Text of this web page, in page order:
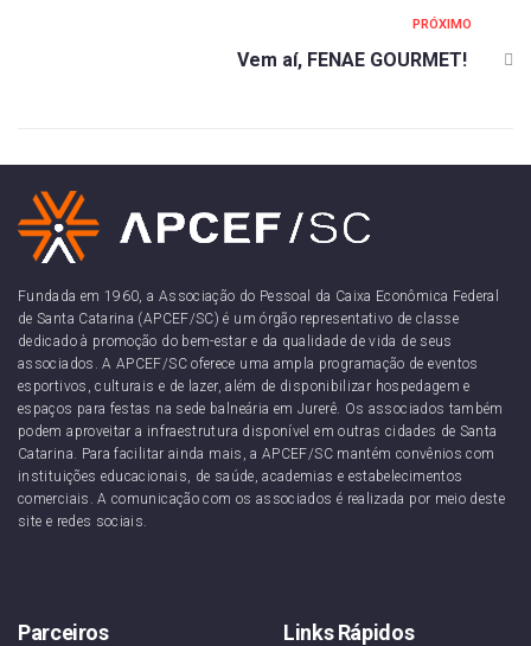
PRÓXIMO
Vem aí, FENAE GOURMET!
Fundada em 1960, a Associação do Pessoal da Caixa Econômica Federal
de Santa Catarina (APCEF/SC) é um órgão representativo de classe
dedicado à promoção do bem-estar e da qualidade de vida de seus
associados. A APCEF/SC oferece uma ampla programação de eventos
esportivos, culturais e de lazer, além de disponibilizar hospedagem e
espaços para festas na sede balneária em Jurerê. Os associados também
podem aproveitar a infraestrutura disponível em outras cidades de Santa
Catarina. Para facilitar ainda mais, a APCEF/SC mantém convênios com
instituições educacionais, de saúde, academias e estabelecimentos
comerciais. A comunicação com os associados é realizada por meio deste
site e redes sociais.
Parceiros Links Rápidos